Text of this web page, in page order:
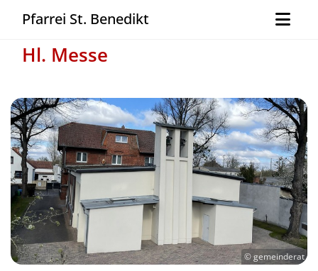
Pfarrei St. Benedikt
Hl. Messe
© gemeinderat